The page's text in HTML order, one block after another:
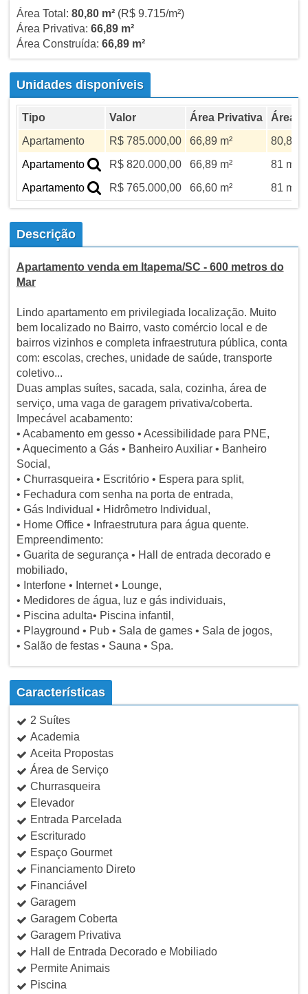
Área Total: 80,80 m²(R$ 9.715/m²)
Área Privativa: 66,89 m²
Área Construída: 66,89 m²
Unidades disponíveis
Tipo Valor Área Privativa
Área
Apartamento
R$ 785.000,00 66,89 m²
80,80
Apartamento
R$ 820.000,00 66,89 m²
81 m²
Apartamento
R$ 765.000,00 66,60 m² 81 m²
Descrição
Apartamento venda em Itapema/SC - 600 metros do
Mar
Lindo apartamento em privilegiada localização. Muito
bem localizado no Bairro, vasto comércio local e de
bairros vizinhos e completa infraestrutura pública, conta
com: escolas, creches, unidade de saúde, transporte
coletivo...
Duas amplas suítes, sacada, sala, cozinha, área de
serviço, uma vaga de garagem privativa/coberta.
Impecável acabamento:
• Acabamento em gesso • Acessibilidade para PNE,
• Aquecimento a Gás • Banheiro Auxiliar • Banheiro
Social,
• Churrasqueira • Escritório • Espera para split,
• Fechadura com senha na porta de entrada,
• Gás Individual • Hidrômetro Individual,
• Home Office • Infraestrutura para água quente.
Empreendimento:
• Guarita de segurança • Hall de entrada decorado e
mobiliado,
• Interfone • Internet • Lounge,
• Medidores de água, luz e gás individuais,
• Piscina adulta• Piscina infantil,
• Playground • Pub • Sala de games • Sala de jogos,
• Salão de festas • Sauna • Spa.
Características
2 Suítes
Academia
Aceita Propostas
Área de Serviço
Churrasqueira
Elevador
Entrada Parcelada
Escriturado
Espaço Gourmet
Financiamento Direto
Financiável
Garagem
Garagem Coberta
Garagem Privativa
Hall de Entrada Decorado e Mobiliado
Permite Animais
Piscina